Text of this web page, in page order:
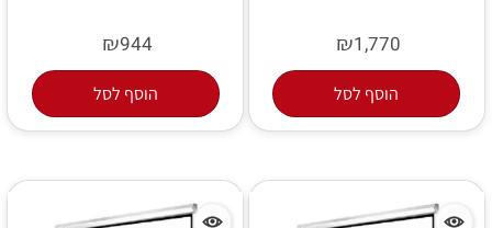
₪1,770
הוסף לסל
₪944
הוסף לסל